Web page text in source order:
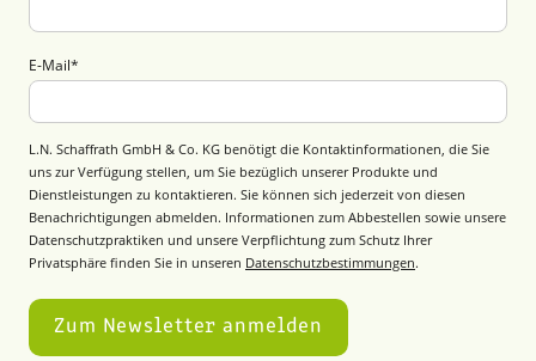
E-Mail*
L.N. Schaffrath GmbH & Co. KG benötigt die Kontaktinformationen, die Sie
uns zur Verfügung stellen, um Sie bezüglich unserer Produkte und
Dienstleistungen zu kontaktieren. Sie können sich jederzeit von diesen
Benachrichtigungen abmelden. Informationen zum Abbestellen sowie unsere
Datenschutzpraktiken und unsere Verpflichtung zum Schutz Ihrer
Privatsphäre finden Sie in unseren Datenschutzbestimmungen.